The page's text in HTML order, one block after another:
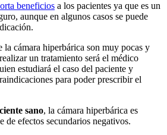
beneficios a los pacientes ya que es un
aunque en algunos casos se puede
la cámara hiperbárica son muy pocas y
un tratamiento será el médico
estudiará el caso del paciente y
para poder prescribir el
sano, la cámara hiperbárica es
de efectos secundarios negativos.